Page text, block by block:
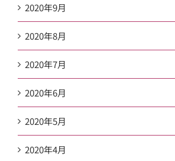
2020年9月
2020年8月
2020年7月
2020年6月
2020年5月
2020年4月